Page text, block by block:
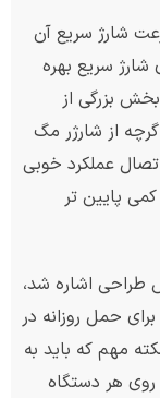
شارژ سریع آن
سریع بهره
بزرگی از
از شارژر مگ
عملکرد خوبی
پایین تر
طراحی اشاره شد،
حمل روزانه در
مهم که باید به
هر دستگاه